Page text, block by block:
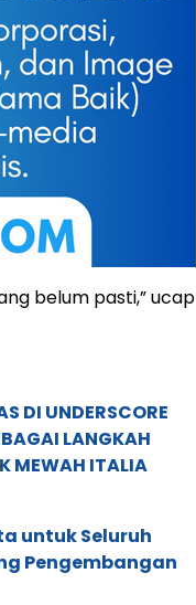
belum pasti,” ucap
DI UNDERSCORE
LANGKAH
MEWAH ITALIA
untuk Seluruh
Pengembangan